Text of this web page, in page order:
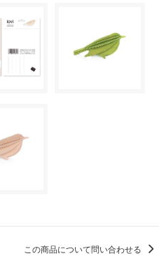
この商品について問い合わせる